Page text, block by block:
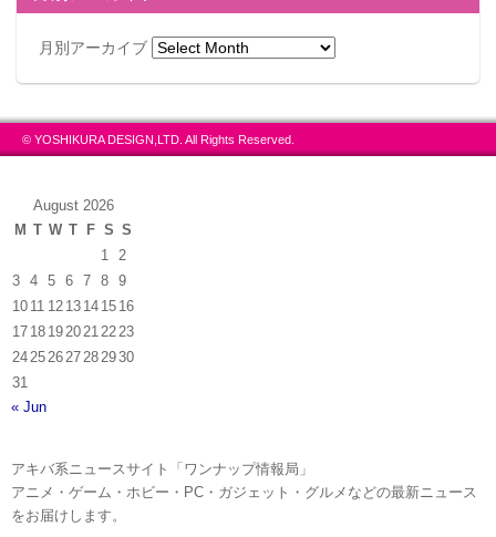
月別アーカイブ
© YOSHIKURA DESIGN,LTD. All Rights Reserved.
August 2026
M T W T F S S
1
2
3
4 5 6 7 8
9
10 11 12 13 14 15 16
17 18 19 20 21 22 23
24 25 26 27 28 2930
31
« Jun
アキバ系ニュースサイト「ワンナップ情報局」
アニメ・ゲーム・ホビー・PC・ガジェット・グルメなどの最新ニュース
をお届けします。